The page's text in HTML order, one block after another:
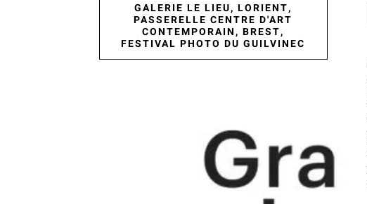
GALERIE LE LIEU, LORIENT,
PASSERELLE CENTRE D'ART
CONTEMPORAIN, BREST,
FESTIVAL PHOTO DU GUILVINEC